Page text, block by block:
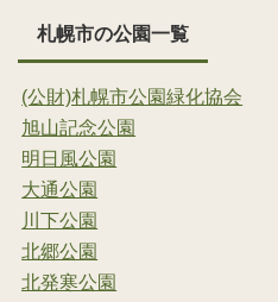
札幌市の公園一覧
(公財)札幌市公園緑化協会
旭山記念公園
明日風公園
大通公園
川下公園
北郷公園
北発寒公園